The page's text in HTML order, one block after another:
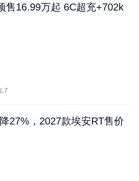
售16.99万起 6C超充+702k
27%，2027款埃安RT售价